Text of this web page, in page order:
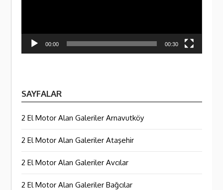
00:00 00:30
SAYFALAR
2 El Motor Alan Galeriler Arnavutköy
2 El Motor Alan Galeriler Ataşehir
2 El Motor Alan Galeriler Avcılar
2 El Motor Alan Galeriler Bağcılar